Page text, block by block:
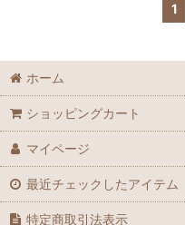
1
ホーム
ショッピングカート
マイページ
最近チェックしたアイテム
特定商取引法表示